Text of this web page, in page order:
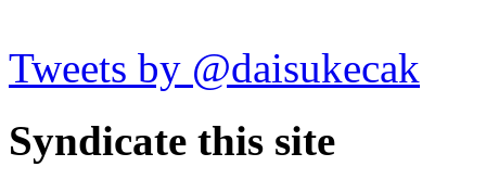
Tweets by @daisukecak
Syndicate this site